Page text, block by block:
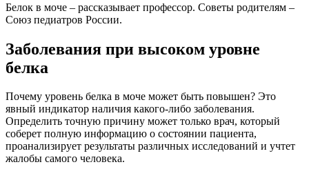
Белок в моче – рассказывает профессор. Советы родителям –
Союз педиатров России.
Заболевания при высоком уровне
белка
Почему уровень белка в моче может быть повышен? Это
явный индикатор наличия какого-либо заболевания.
Определить точную причину может только врач, который
соберет полную информацию о состоянии пациента,
проанализирует результаты различных исследований и учтет
жалобы самого человека.